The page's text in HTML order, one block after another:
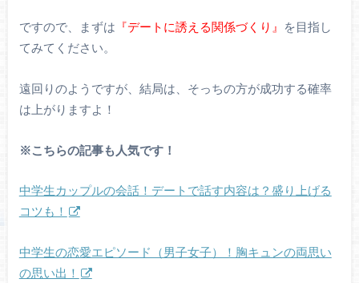
ですので、まずは 『デートに誘える関係づくり』
を目指し
てみてください。
遠回りのようですが、結局は、そっちの方が成功する確率
は上がりますよ！
※こちらの記事も人気です！
中学生カップルの会話！デートで話す内容は？盛り上げる
コツも！
中学生の恋愛エピソード（男子女子）！胸キュンの両思い
の思い出！